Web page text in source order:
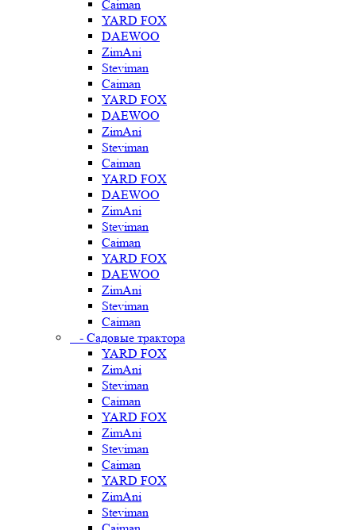
Caiman
YARD FOX
DAEWOO
ZimAni
Steviman
Caiman
YARD FOX
DAEWOO
ZimAni
Steviman
Caiman
YARD FOX
DAEWOO
ZimAni
Steviman
Caiman
YARD FOX
DAEWOO
ZimAni
Steviman
Caiman
- Садовые трактора
YARD FOX
ZimAni
Steviman
Caiman
YARD FOX
ZimAni
Steviman
Caiman
YARD FOX
ZimAni
Steviman